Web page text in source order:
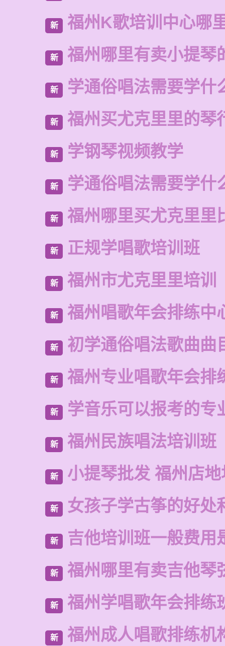
新 福州K歌培训中心哪
新 福州哪里有卖小提琴
新 学通俗唱法需要学什
新 福州买尤克里里的琴
新 学钢琴视频教学
新 学通俗唱法需要学什
新 福州哪里买尤克里里
新 正规学唱歌培训班
新 福州市尤克里里培训
新 福州唱歌年会排练中
新 初学通俗唱法歌曲曲
新 福州专业唱歌年会排
新 学音乐可以报考的专
新 福州民族唱法培训班
新 小提琴批发 福州店
新 女孩子学古筝的好处
新 吉他培训班一般费用
新 福州哪里有卖吉他琴
新 福州学唱歌年会排练
新 福州成人唱歌排练机